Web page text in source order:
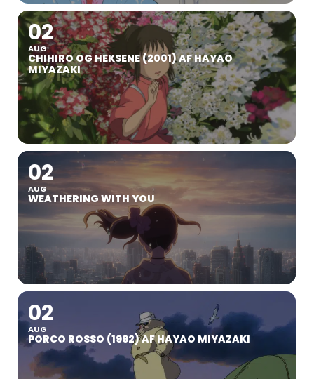
02
AUG
CHIHIRO OG HEKSENE (2001) AF HAYAO
MIYAZAKI
02
AUG
WEATHERING WITH YOU
02
AUG
PORCO ROSSO (1992) AF HAYAO MIYAZAKI